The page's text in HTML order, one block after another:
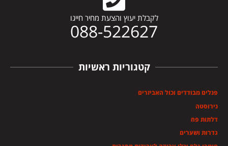
לקבלת יעוץ והצעת מחיר חייגו
088-522627
קטגוריות ראשיות
פנלים מבודדים וכול האביזרים
נירוסטה
דלתות פח
גדרות ושערים